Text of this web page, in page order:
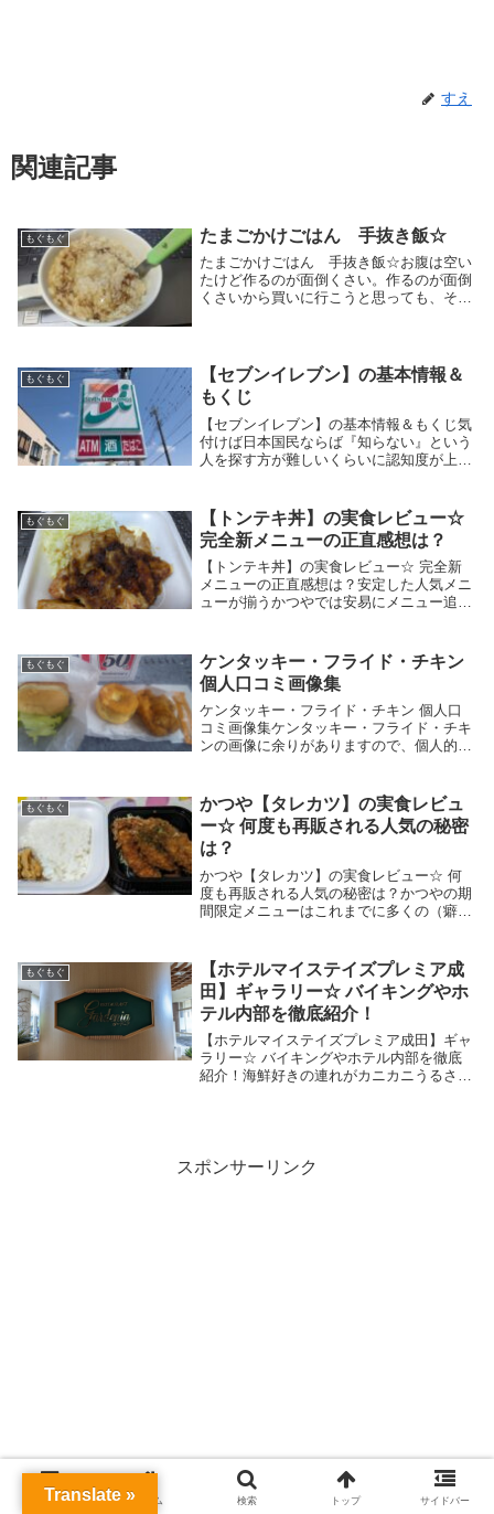
すえ
関連記事
もぐもぐ たまごかけごはん 手抜き飯☆
たまごかけごはん 手抜き飯☆お腹は空い
たけど作るのが面倒くさい。作るのが面倒
くさいから買いに行こうと思っても、そう
ますっ！！（...
もぐもぐ
【セブンイレブン】の基本情報＆
もくじ
【セブンイレブン】の基本情報＆もくじ気
付けば日本国民ならば『知らない』という
人を探す方が難しいくらいに認知度が上が
題などを書いています。セブンイレブンの
もくじ 情報...
もぐもぐ
【トンテキ丼】の実食レビュー☆
完全新メニューの正直感想は？
【トンテキ丼】の実食レビュー☆ 完全新
メニューの正直感想は？安定した人気メニ
ューが揃うかつやでは安易にメニュー追加
番入りしましたね。ザックリ言えば、1．2
個た...
もぐもぐ
ケンタッキー・フライド・チキン
個人口コミ画像集
ケンタッキー・フライド・チキン 個人口
コミ画像集ケンタッキー・フライド・チキ
ンの画像に余りがありますので、個人的記
3と簡単コメントに記してありますので、
こちらにどう...
もぐもぐ
かつや【タレカツ】の実食レビュ
ー☆ 何度も再販される人気の秘密
は？
かつや【タレカツ】の実食レビュー☆ 何
度も再販される人気の秘密は？かつやの期
間限定メニューはこれまでに多くの（癖の
のかよく知りませんが、かつやのタレカツ
メニューには...
もぐもぐ
【ホテルマイステイズプレミア成
田】ギャラリー☆ バイキングやホ
テル内部を徹底紹介！
【ホテルマイステイズプレミア成田】ギャ
ラリー☆ バイキングやホテル内部を徹底
紹介！海鮮好きの連れがカニカニうるさい
スポンサーリンク
メニュー ホーム 検索 トップ サイドバー
Translate »